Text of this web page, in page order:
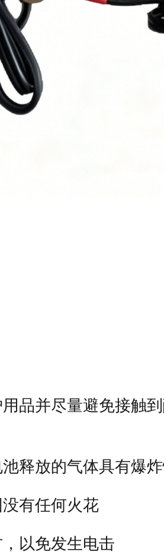
品并尽量避免接触
释放的气体具有爆炸
有任何火花
以免发生电击